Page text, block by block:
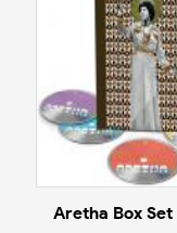
Aretha Box Set